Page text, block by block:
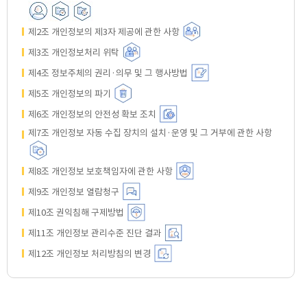
제2조 개인정보의 제3자 제공에 관한 사항
제3조 개인정보처리 위탁
제4조 정보주체의 권리·의무 및 그 행사방법
제5조 개인정보의 파기
제6조 개인정보의 안전성 확보 조치
제7조 개인정보 자동 수집 장치의 설치·운영 및 그 거부에 관한 사항
제8조 개인정보 보호책임자에 관한 사항
제9조 개인정보 열람청구
제10조 권익침해 구제방법
제11조 개인정보 관리수준 진단 결과
제12조 개인정보 처리방침의 변경